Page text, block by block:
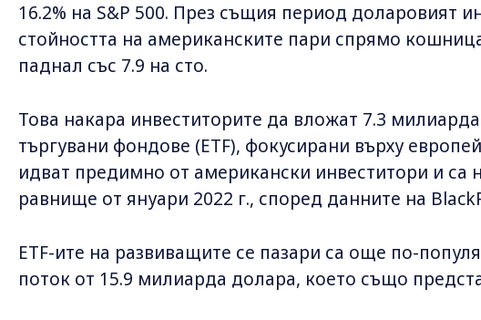
16.2% на S&P 500. През същия период доларовият
стойността на американските пари спрямо
паднал със 7.9 на сто.
Това накара инвеститорите да вложат 7.3
търгувани фондове (ETF), фокусирани върху
идват предимно от американски инвеститори и са
равнище от януари 2022 г., според данните на
ETF-ите на развиващите се пазари са още по-
поток от 15.9 милиарда долара, което също